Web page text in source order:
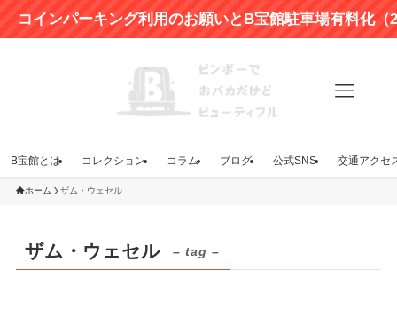
インパーキング利用のお願いとB宝館駐車場有料化（
B宝館とは コレクション コラム ブログ 公式SNS 交通アクセ
ホーム ザム・ウェセル
ザム・ウェセル – tag –